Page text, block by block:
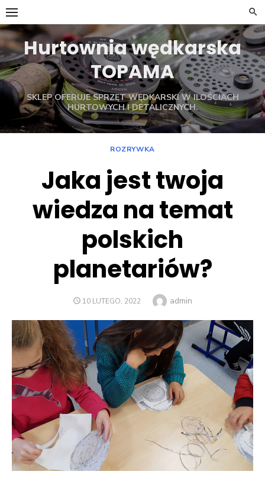
Skip
to
contentHurtownia wędkarska
TOPAMA
SKLEP OFERUJE SPRZĘT WĘDKARSKI W ILOŚCIACH
HURTOWYCH I DETALICZNYCH.
ROZRYWKA
Jaka jest twoja
wiedza na temat
polskich
planetariów?
POSTED
10 LUTEGO, 2022 Author
admin